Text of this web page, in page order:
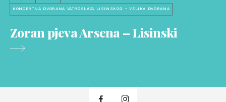
KONCERTNA DVORANA VATROSLAVA LISINSKOG – VELIKA DVORANA
Zoran pjeva Arsena – Lisinski